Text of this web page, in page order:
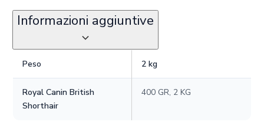
Informazioni aggiuntive
Peso 2 kg
Royal Canin British
Shorthair
400 GR, 2 KG